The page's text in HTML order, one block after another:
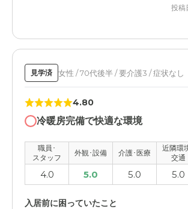
1週間に1回はいっています。心配性なので
一緒にいきたいと思っています。
投稿
見学済 女性 / 70代後半 / 要介護3 / 症状なし
4.80
冷暖房完備で快適な環境
職員･
スタッフ
外観･設備 介護･医療
近隣環
交通
4.0 5.0 5.0 5.0
入居前に困っていたこと